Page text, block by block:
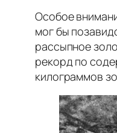
Особое
мог бы
рассыпное
рекорд по
килограммов